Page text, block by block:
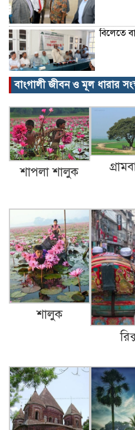
বিলেতে
বিক্ষোভ,
গৃহবধূর
আওয়ামী
গেলো
বাংগালী জীবন ও মূল ধারার
শাপলা শালুক
শালুক